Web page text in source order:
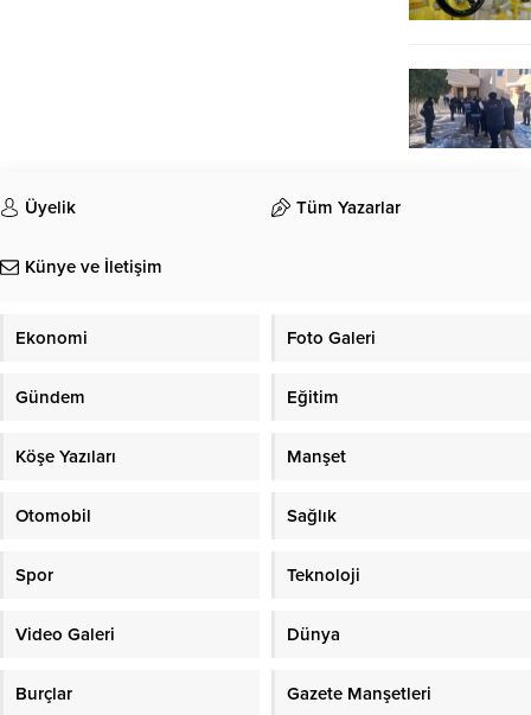
Üyelik Tüm Yazarlar
Künye ve İletişim
Ekonomi Foto Galeri
Gündem Eğitim
Köşe Yazıları Manşet
Otomobil Sağlık
Spor Teknoloji
Video Galeri Dünya
Burçlar Gazete Manşetleri